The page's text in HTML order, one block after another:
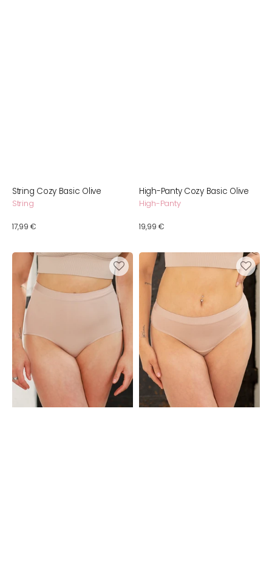
String Cozy Basic Olive
String
Normaler
17,99 €
High-Panty Cozy Basic Olive
High-Panty
Normaler
19,99 €
High-
Waist-
Panty
Cozy
Basic
Sand
String
Cozy
Basic
Sand